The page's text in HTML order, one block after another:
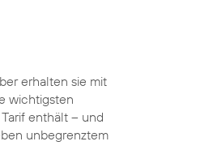
erhalten sie mit
wichtigsten
enthält – und
unbegrenztem